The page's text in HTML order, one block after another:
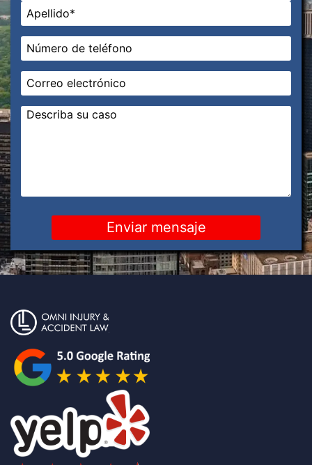
En primer lugar
Última
Teléfono*
Correo
electrónico*
Mensaje*